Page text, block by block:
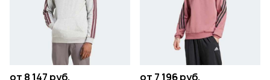
от 8 147 руб. от 7 196 руб.